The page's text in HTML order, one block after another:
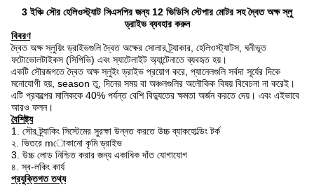
3 ইঞ্চি সৌর হেলিওস্ট্যাট সিএসপির জন্য 12 ভিডিসি স্টেপার মোটর সহ দ্বৈত অক্ষ স্লু
ড্রাইভ ব্যবহার করুন
বিবরণ
দ্বৈত অক্ষ স্লুয়িং ড্রাইভগুলি দ্বৈত অক্ষের সোলার ট্র্যাকার, হেলিওস্ট্যাটস, ঘনীভূত
ফটোভোলটাইকস (সিপিভি) এবং স্যাটেলাইট অ্যান্টেনাতে ব্যবহৃত হয়।
একটি সৌরজগতে দ্বৈত অক্ষ স্লুইং ড্রাইভ প্রয়োগ করে, প্যানেলগুলি সর্বদা সূর্যের দিকে
মনোযোগী হয়, season তু, দিনের সময় বা অঞ্চলগুলির অলৌকিক বিষয় বিবেচনা না করেই।
এটি প্রকল্পের মালিককে 40% পর্যন্ত বেশি বিদ্যুতের ক্ষমতা অর্জন করতে দেয়। এবং এইভাবে
আরও ফলন।
বৈশিষ্ট্য
1. সৌর ট্র্যাকিং সিস্টেমের সুরক্ষা উন্নত করতে উচ্চ ব্যাকহোল্ডিং টর্ক
২. ভিতরে mোকানো কৃমি ড্রাইভ
3. উচ্চ লোড নিশ্চিত করার জন্য একাধিক দাঁত যোগাযোগ
৪. স্ব-লকিং কার্য
প্রযুক্তিগত তথ্য